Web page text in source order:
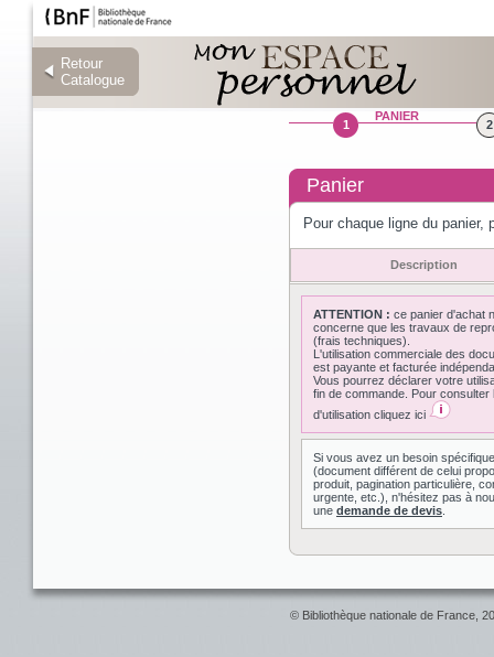
Retour
Catalogue
Retour
Catalogue
1
PANIER
2
Panier
Pour chaque ligne du
Description
ATTENTION : ce panier d'achat
concerne que les travaux de
(frais techniques).
L'utilisation commerciale des
est payante et facturée
Vous pourrez déclarer votre
fin de commande. Pour consulter
d'utilisation cliquez ici
Si vous avez un besoin spécifique
(document différent de celui
produit, pagination particulière,
urgente, etc.), n'hésitez pas à
une demande de devis
© Bibliothèque nationale de France,